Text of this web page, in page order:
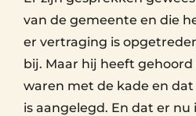
van de gemeente en die
er vertraging is
bij. Maar hij heeft
waren met de kade en
is aangelegd. En dat er nu